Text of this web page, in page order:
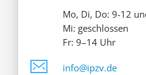
Mo, Di, Do: 9-12
Mi: geschlossen
Fr: 9–14 Uhr
info@ipzv.de